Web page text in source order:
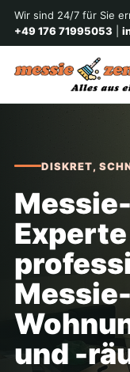
Wir sind 24/7 für Sie
+49 176 71995053
DISKRET,
Messie-
und -